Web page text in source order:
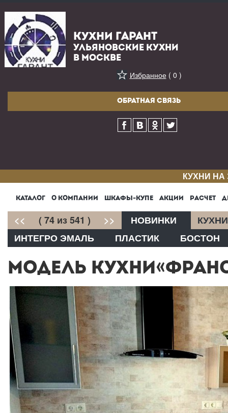
КУХНИ ГАРАНТ
УЛЬЯНОВСКИЕ КУХНИ
В МОСКВЕ
Избранное( 0 )
ОБРАТНАЯ СВЯЗЬ
КУХНИ
КАТАЛОГ О КОМПАНИИ ШКАФЫ-КУПЕ АКЦИИ РАСЧЕТ
<< ( 74 из 541 ) >> НОВИНКИ
КУХНИ
ИНТЕГРО ЭМАЛЬ
ПЛАСТИК БОСТОН
МОДЕЛЬ